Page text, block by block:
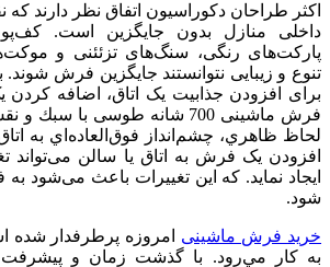
اکثر طراحان دکوراسیون اتفاق نظر دارند
داخلی منازل بدون جایگزین است.
پارکت‌های رنگی، سنگ‌های تزئئنی و
تنوع و زیبایی نتوانستند جایگزین فرش شوند.
برای افزودن جذابيت یک اتاق، اضافه
فرش ماشینی 700 شانه طوسی با
لحاظ ظاهري، چشم‌انداز فوق‌العاده‌اي به
افزودن یک فرش به اتاق یا سالن می‌تواند
ایجاد نماید. كه این تغييرات باعث می‌شود
شود.
خرید فرش ماشینی
مروزه پرطرفدار شده
به كار مي‌رود. با گذشت زمان و